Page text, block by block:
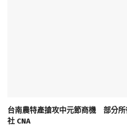
台南農特產搶攻中元節商機 部分
社 CNA